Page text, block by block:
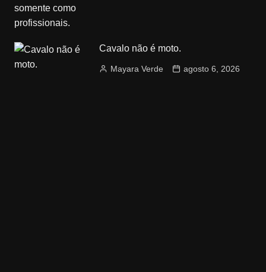
Cavalo não é moto.
Mayara Verde agosto 6, 2026